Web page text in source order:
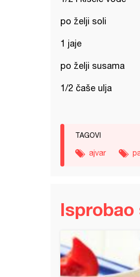
po želji soli
1 jaje
po želji susama
1/2 čaše ulja
TAGOVI
ajvar
Isprobao